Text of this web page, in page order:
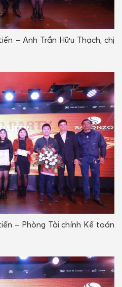
– Anh Trần Hữu Thạch, chị
– Phòng Tài chính Kế toán